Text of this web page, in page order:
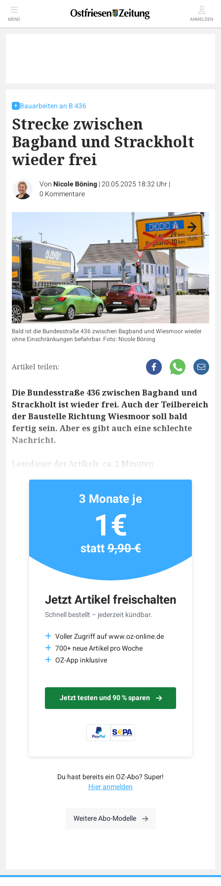
MENÜ ANMELDEN
Bauarbeiten an B 436
Strecke zwischen
Bagband und Strackholt
wieder frei
VonNicole Böning|20.05.2025 18:32 Uhr|
0 Kommentare
Bald ist die Bundesstraße 436 zwischen Bagband und Wiesmoor wieder
ohne Einschränkungen befahrbar. Foto: Nicole Böning
Artikel teilen:
Die Bundesstraße 436 zwischen Bagband und
Strackholt ist wieder frei. Auch der Teilbereich
der Baustelle Richtung Wiesmoor soll bald
fertig sein. Aber es gibt auch eine schlechte
Nachricht.
Lesedauer des Artikels: ca. 2 Minuten
Jetzt Artikel freischalten
Schnell bestellt – jederzeit kündbar.
Voller Zugriff auf www.oz-online.de
700+ neue Artikel pro Woche
OZ-App inklusive
Jetzt testen und 90 % sparen
3 Monate je
1€
statt9,90 €
Du hast bereits ein OZ-Abo? Super!
Hier anmelden
Weitere Abo-Modelle